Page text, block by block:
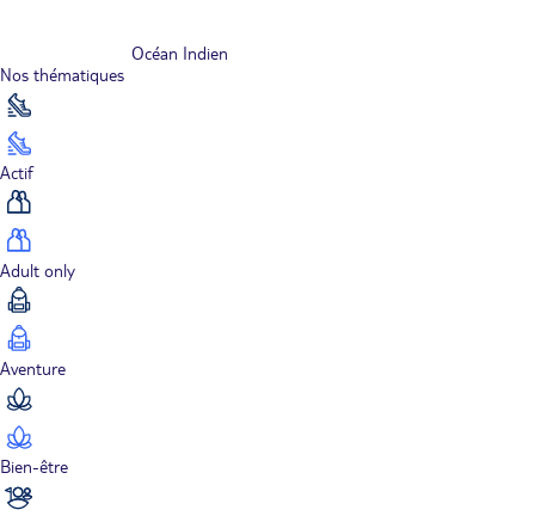
Océan Indien
Nos thématiques
Actif
Adult only
Aventure
Bien-être